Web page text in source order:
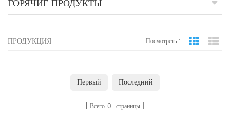
ГОРЯЧИЕ ПРОДУКТЫ
ПРОДУКЦИЯ Посмотреть : вид сетки
Первый Последний
Всего 0 страницы